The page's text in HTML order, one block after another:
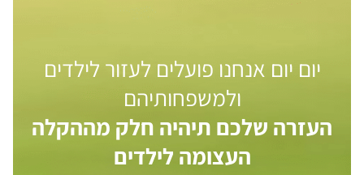
יום יום אנחנו פועלים לעזור לילדים
ולמשפחותיהם
העזרה שלכם תיהיה חלק מההקלה
העצומה לילדים